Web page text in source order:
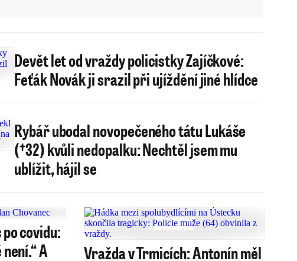
Devět let od vraždy policistky Zajíčkové:
Feťák Novák ji srazil při ujíždění jiné hlídce
Rybář ubodal novopečeného tátu Lukáše
(†32) kvůli nedopalku: Nechtěl jsem mu
ublížit, hájil se
covidu:
A
Vražda v Trmicích: Antonín měl